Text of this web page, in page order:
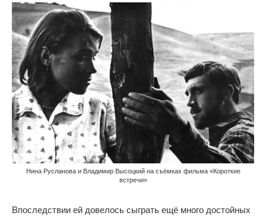
Нина Русланова и Владимир Высоцкий на съёмках фильма «Короткие
встречи»
Впоследствии ей довелось сыграть ещё много достойных